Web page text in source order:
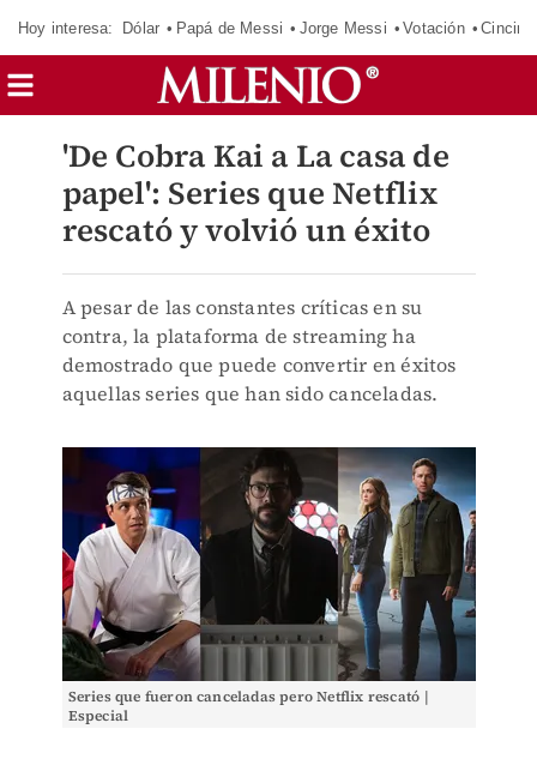
Hoy interesa: Dólar Papá de Messi Jorge Messi Votación
'De Cobra Kai a La casa de
papel': Series que Netflix
rescató y volvió un éxito
A pesar de las constantes críticas en su
contra, la plataforma de streaming ha
demostrado que puede convertir en éxitos
aquellas series que han sido canceladas.
Series que fueron canceladas pero Netflix rescató |
Especial